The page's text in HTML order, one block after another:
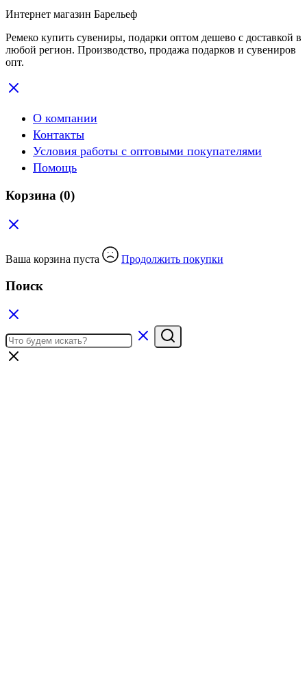
Интернет магазин Барельеф
Ремеко купить сувениры, подарки оптом дешево с доставкой в
любой регион. Производство, продажа подарков и сувениров
опт.
О компании
Контакты
Условия работы с оптовыми покупателями
Помощь
Корзина (0)
Ваша корзина пуста Продолжить покупки
Поиск